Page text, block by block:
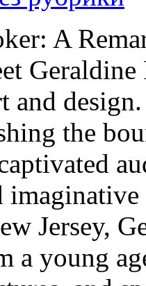
A
and
the
Jersey,
a young